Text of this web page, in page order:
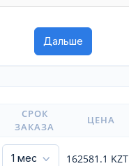
СРОК
ЗАКАЗА
ЦЕНА
162581.1 KZT